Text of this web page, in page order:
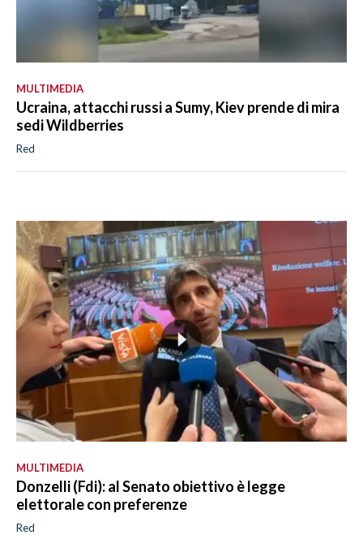
MULTIMEDIA
Ucraina, attacchi russi a Sumy, Kiev prende di mira
sedi Wildberries
Red
MULTIMEDIA
Donzelli (Fdi): al Senato obiettivo è legge
elettorale con preferenze
Red